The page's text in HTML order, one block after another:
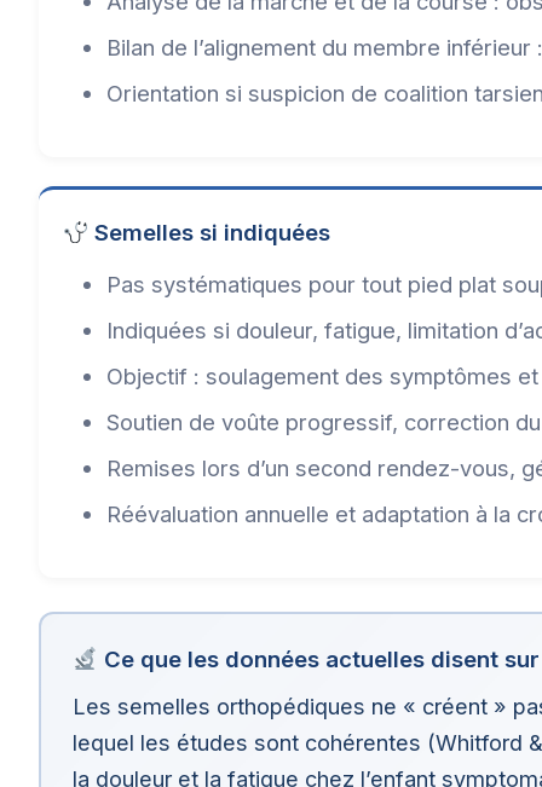
Bilan de l’alignement du membre
Orientation si suspicion de coalition
Semelles si indiquées
Pas systématiques pour tout pied plat
Indiquées si douleur, fatigue, limitation
Objectif : soulagement des symptômes
Soutien de voûte progressif, correction
Remises lors d’un second rendez-vous,
Réévaluation annuelle et adaptation à la
Ce que les données actuelles disent
Les semelles orthopédiques ne « créent »
lequel les études sont cohérentes (Whitford
la douleur et la fatigue chez l’enfant